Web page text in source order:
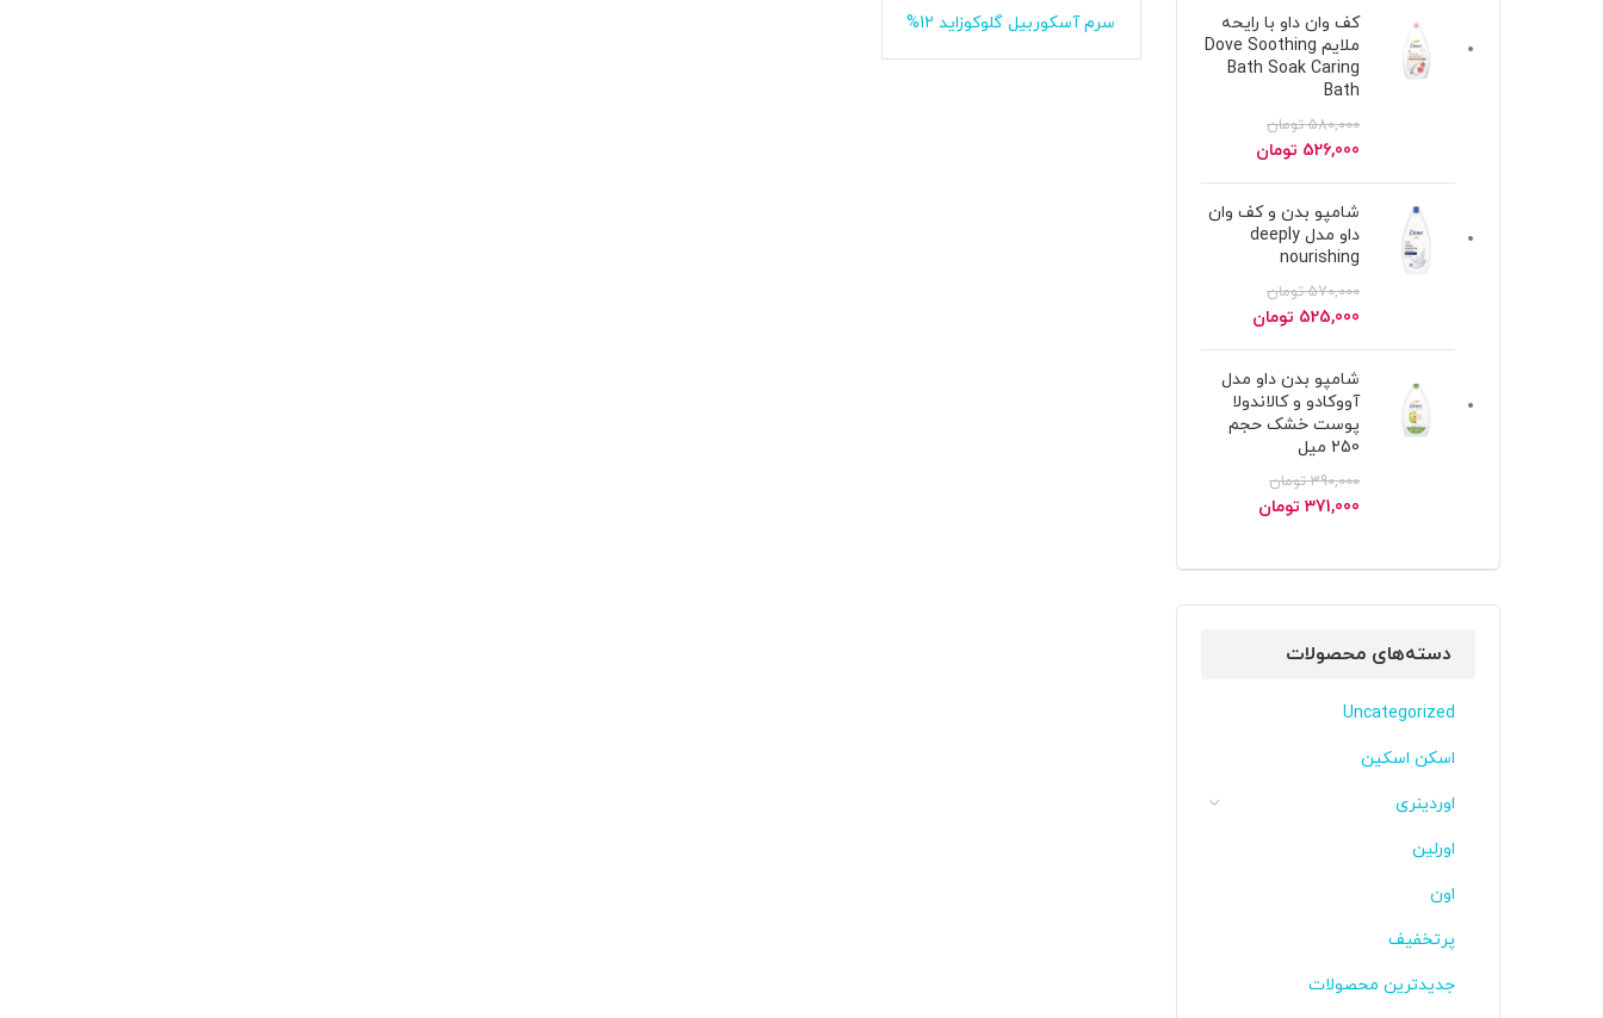
348,000 تومان
بود.
است.
کف وان داو با رایحه
ملایم Dove Soothing
Bath Soak Caring
Bath
580,000 تومان
قیمت
580,000 تومان
بود.
526,000 تومان
است.
شامپو بدن و کف وان
داو مدل deeply
nourishing
570,000 تومان
قیمت
570,000 تومان
بود.
525,000 تومان
است.
شامپو بدن داو مدل
آووکادو و کالاندولا
پوست خشک حجم
250 میل
390,000 تومان
قیمت
371,000 تومان
دسته‌های محصولات
Uncategorized
اسکن اسکین
اوردینری
اورلین
اون
پرتخفیف
جدیدترین محصولات
اطلاعات بیشتر
سرم آسکوربیل گلوکوزاید 12%